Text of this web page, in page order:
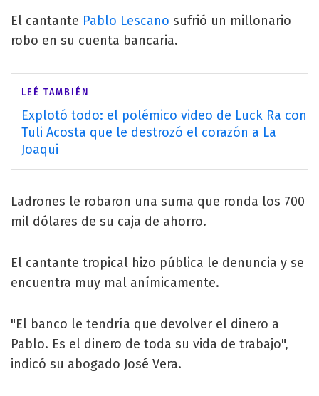
El cantante Pablo Lescano sufrió un millonario
robo en su cuenta bancaria.
LEÉ TAMBIÉN
Explotó todo: el polémico video de Luck Ra con
Tuli Acosta que le destrozó el corazón a La
Joaqui
Ladrones le robaron una suma que ronda los 700
mil dólares de su caja de ahorro.
El cantante tropical hizo pública le denuncia y se
encuentra muy mal anímicamente.
"El banco le tendría que devolver el dinero a
Pablo. Es el dinero de toda su vida de trabajo",
indicó su abogado José Vera.